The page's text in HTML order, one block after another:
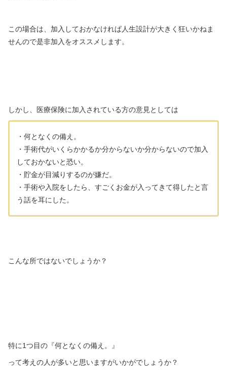
この場合は、加入しておかなければ人生設計が大きく狂いかねま
せんので是非加入をオススメします。
しかし、医療保険に加入されている方の意見としては
・何となくの備え。
・手術代がいくらかかるか分からないか分からないので加入
しておかないと恐い。
・貯金が目減りするのが嫌だ。
・手術や入院をしたら、すごくお金が入ってきて得したと言
う話を耳にした。
こんな所ではないでしょうか？
特に1つ目の『何となくの備え。』
って考えの人が多いと思いますがいかがでしょうか？